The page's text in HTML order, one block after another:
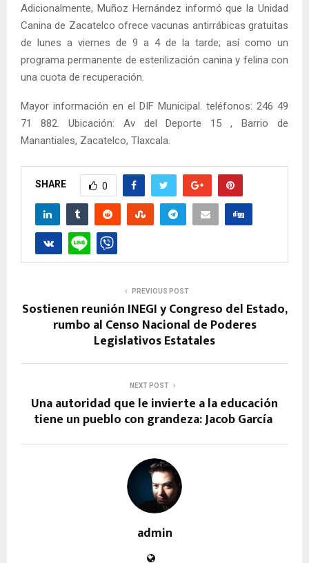
Adicionalmente, Muñoz Hernández informó que la Unidad
Canina de Zacatelco ofrece vacunas antirrábicas gratuitas
de lunes a viernes de 9 a 4 de la tarde; así como un
programa permanente de esterilización canina y felina con
una cuota de recuperación.
Mayor información en el DIF Municipal. teléfonos: 246 49
71 882. Ubicación: Av del Deporte 15 , Barrio de
Manantiales, Zacatelco, Tlaxcala.
SHARE 0
PREVIOUS POST
Sostienen reunión INEGI y Congreso del Estado,
rumbo al Censo Nacional de Poderes
Legislativos Estatales
NEXT POST
Una autoridad que le invierte a la educación
tiene un pueblo con grandeza: Jacob García
admin